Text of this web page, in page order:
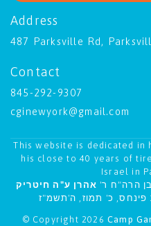
Address
487 Parksville Rd,
Contact
845-292-9307
cginewyork@gmail.com
This website is dedicated in
his close to 40 years of
Israel in
בן הרה"ח ר' אהרן ע"ה חיטריק
כ' תמוז, ה'תשמ"ז
© Copyright 2026 Camp